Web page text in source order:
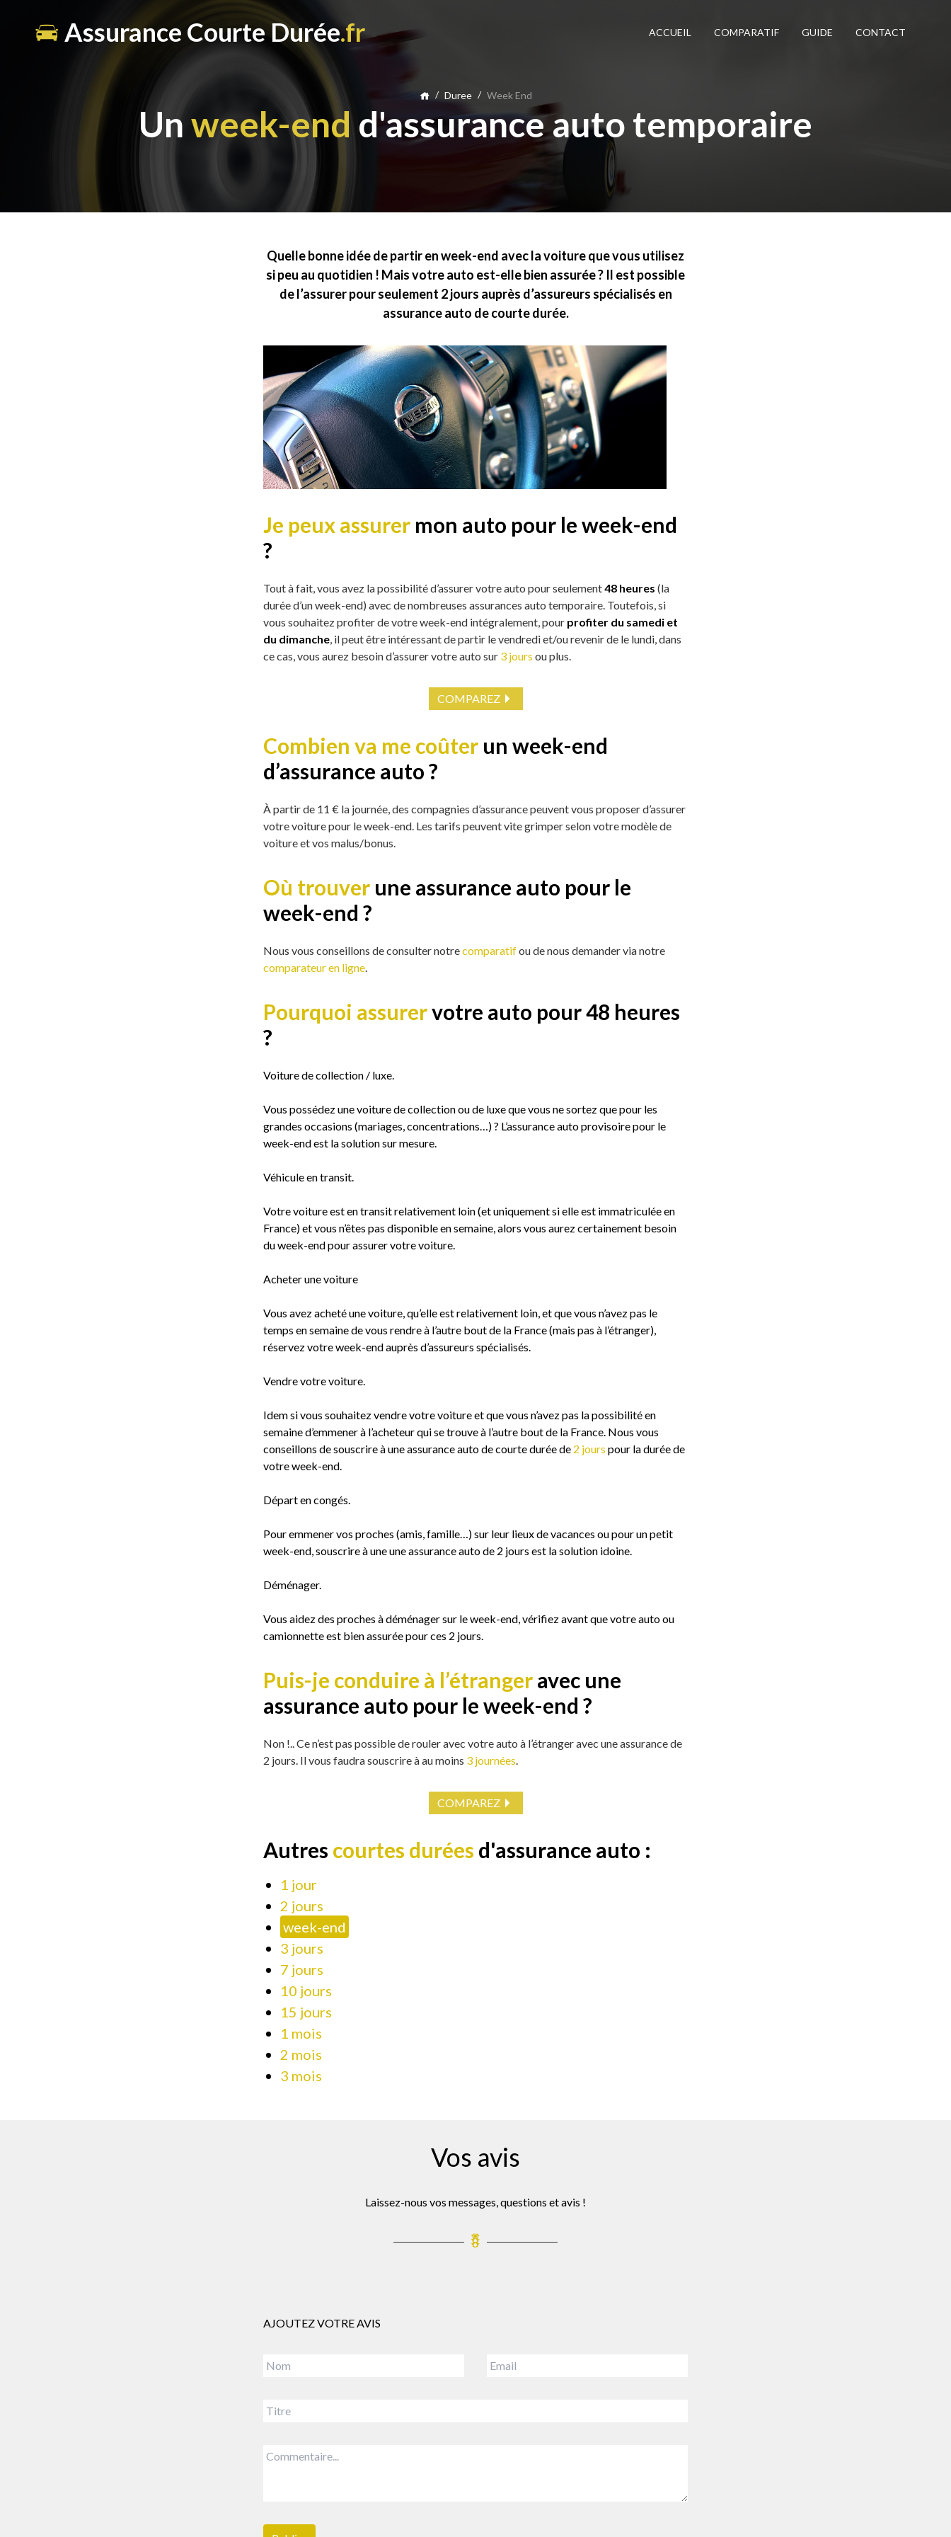
Assurance Courte Durée.fr ACCUEIL COMPARATIF GUIDE CONTACT
/ Duree / Week End
Unweek-endd'assurance auto temporaire
Quelle bonne idée de partir en week-end avec la voiture que vous utilisez
si peu au quotidien ! Mais votre auto est-elle bien assurée ? Il est possible
de l’assurer pour seulement 2 jours auprès d’assureurs spécialisés en
assurance auto de courte durée.
Je peux assurer mon auto pour leweek-end
?
Tout à fait, vous avez la possibilité d’assurer votre auto pour seulement48 heures (la
durée d’un week-end) avec de nombreuses assurances auto temporaire. Toutefois, si
vous souhaitez profiter de votre week-end intégralement, pour profiter du samedi et
du dimanche, il peut être intéressant de partir le vendredi et/ou revenir de le lundi, dans
ce cas, vous aurez besoin d’assurer votre auto sur 3 jours ou plus.
COMPAREZ
Combien va me coûter un week-end
d’assurance auto ?
À partir de 11 € la journée, des compagnies d’assurance peuvent vous proposer d’assurer
votre voiture pour le week-end. Les tarifs peuvent vite grimper selon votre modèle de
voiture et vos malus/bonus.
Où trouver une assurance auto pour le
week-end ?
Nous vous conseillons de consulter notrecomparatifou de nous demander via notre
comparateur en ligne.
Pourquoi assurervotre auto pour48 heures
?
Voiture de collection / luxe.
Vous possédez une voiture de collection ou de luxe que vous ne sortez que pour les
grandes occasions (mariages, concentrations…) ? L’assurance auto provisoire pour le
week-end est la solution sur mesure.
Véhicule en transit.
Votre voiture est en transit relativement loin (et uniquement si elle est immatriculée en
France) et vous n’êtes pas disponible en semaine, alors vous aurez certainement besoin
du week-end pour assurer votre voiture.
Acheter une voiture
Vous avez acheté une voiture, qu’elle est relativement loin, et que vous n’avez pas le
temps en semaine de vous rendre à l’autre bout de la France (mais pas à l’étranger),
réservez votre week-end auprès d’assureurs spécialisés.
Vendre votre voiture.
Idem si vous souhaitez vendre votre voiture et que vous n’avez pas la possibilité en
semaine d’emmener à l’acheteur qui se trouve à l’autre bout de la France. Nous vous
conseillons de souscrire à une assurance auto de courte durée de 2 jours pour la durée de
votre week-end.
Départ en congés.
Pour emmener vos proches (amis, famille…) sur leur lieux de vacances ou pour un petit
week-end, souscrire à une une assurance auto de 2 jours est la solution idoine.
Déménager.
Vous aidez des proches à déménager sur le week-end, vérifiez avant que votre auto ou
camionnette est bien assurée pour ces 2 jours.
Puis-je conduire à l’étrangeravec une
assurance auto pour le week-end ?
Non !.. Ce n’est pas possible de rouler avec votre auto à l’étranger avec une assurance de
2 jours. Il vous faudra souscrire à au moins 3 journées.
COMPAREZ
Autres courtes durées d'assurance auto :
1 jour
2 jours
week-end
3 jours
7 jours
10 jours
15 jours
1 mois
2 mois
3 mois
Vos avis
Laissez-nous vos messages, questions et avis !
AJOUTEZ VOTRE AVIS